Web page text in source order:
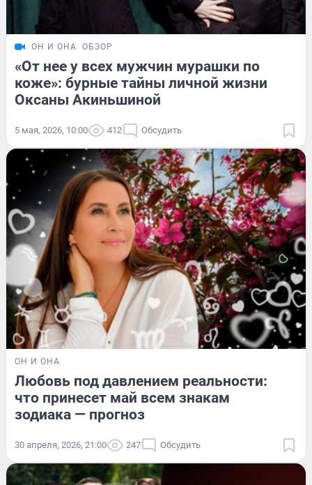
ОН И ОНА ОБЗОР
«От нее у всех мужчин мурашки по
коже»: бурные тайны личной жизни
Оксаны Акиньшиной
5 мая, 2026, 10:00 412 Обсудить
ОН И ОНА
Любовь под давлением реальности:
что принесет май всем знакам
зодиака — прогноз
30 апреля, 2026, 21:00 247 Обсудить